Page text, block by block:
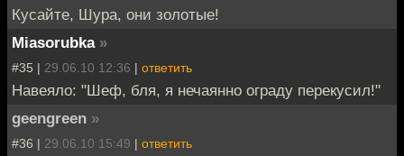
Кусайте, Шура, они золотые!
Miasorubka »
#35 | 29.06.10 12:36 | ответить
Навеяло: "Шеф, бля, я нечаянно ограду перекусил!"
geengreen »
#36 | 29.06.10 15:49 | ответить